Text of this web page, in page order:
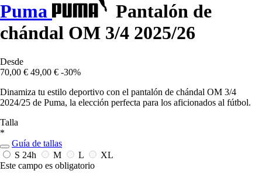
Puma
Pantalón de
chándal OM 3/4 2025/26
Desde
70,00 € 49,00 € -30%
Dinamiza tu estilo deportivo con el pantalón de chándal OM 3/4
2024/25 de Puma, la elección perfecta para los aficionados al fútbol.
Talla
*
Guía de tallas
S 24h M L
XL
Este campo es obligatorio